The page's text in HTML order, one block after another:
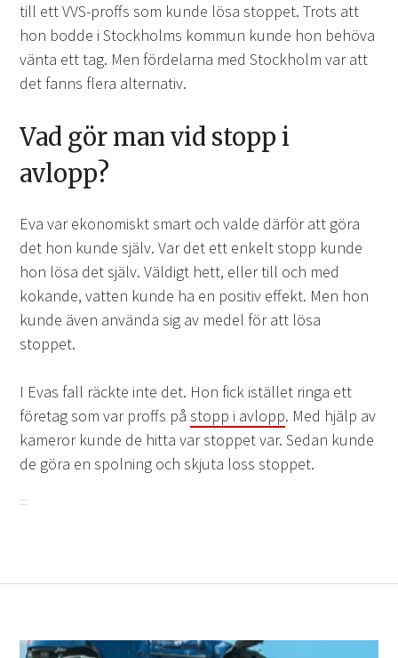
till ett VVS-proffs som kunde lösa stoppet. Trots att
hon bodde i Stockholms kommun kunde hon behöva
vänta ett tag. Men fördelarna med Stockholm var att
det fanns flera alternativ.
Vad gör man vid stopp i
avlopp?
Eva var ekonomiskt smart och valde därför att göra
det hon kunde själv. Var det ett enkelt stopp kunde
hon lösa det själv. Väldigt hett, eller till och med
kokande, vatten kunde ha en positiv effekt. Men hon
kunde även använda sig av medel för att lösa
stoppet.
I Evas fall räckte inte det. Hon fick istället ringa ett
företag som var proffs påstopp i avlopp. Med hjälp av
kameror kunde de hitta var stoppet var. Sedan kunde
de göra en spolning och skjuta loss stoppet.